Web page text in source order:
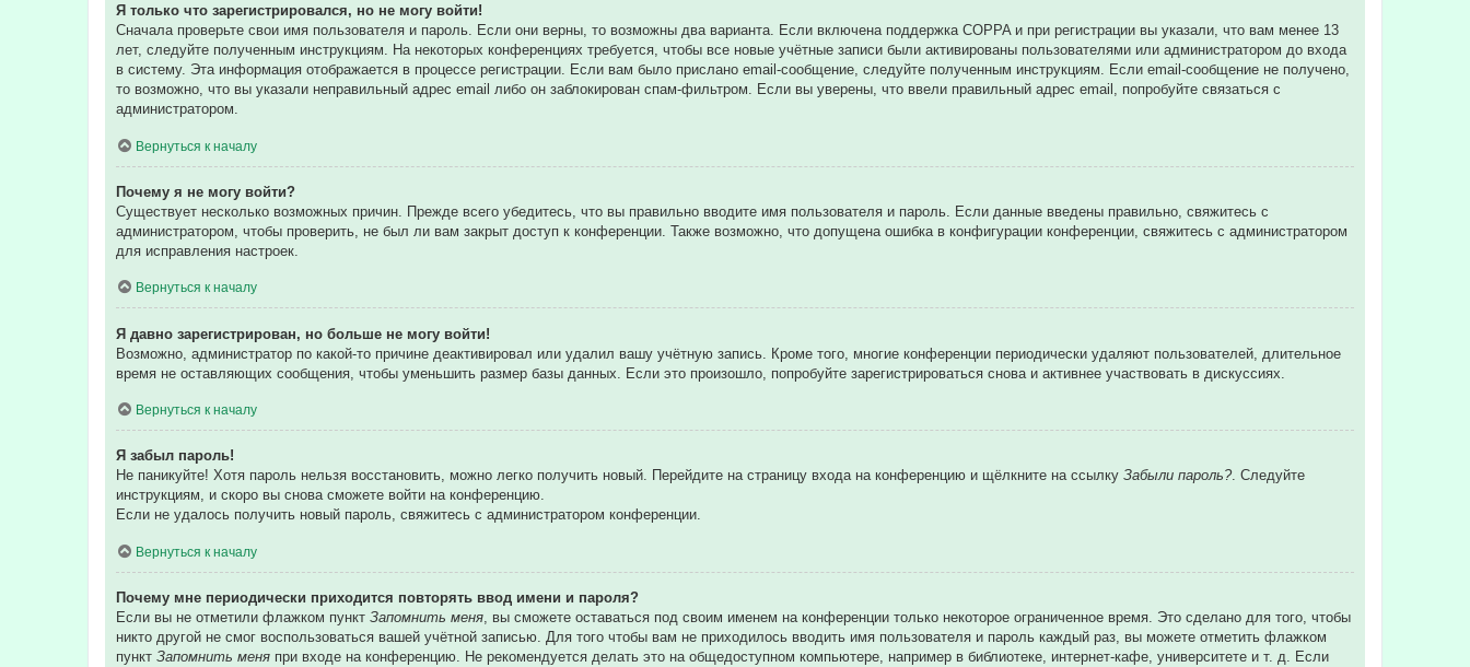
Я только что зарегистрировался, но не могу войти!
Сначала проверьте свои имя пользователя и пароль. Если они верны, то возможны два варианта. Если включена поддержка COPPA и при регистрации вы указали, что вам менее 13
лет, следуйте полученным инструкциям. На некоторых конференциях требуется, чтобы все новые учётные записи были активированы пользователями или администратором до входа
в систему. Эта информация отображается в процессе регистрации. Если вам было прислано email-сообщение, следуйте полученным инструкциям. Если email-сообщение не получено,
то возможно, что вы указали неправильный адрес email либо он заблокирован спам-фильтром. Если вы уверены, что ввели правильный адрес email, попробуйте связаться с
администратором.
Вернуться к началу
Почему я не могу войти?
Существует несколько возможных причин. Прежде всего убедитесь, что вы правильно вводите имя пользователя и пароль. Если данные введены правильно, свяжитесь с
администратором, чтобы проверить, не был ли вам закрыт доступ к конференции. Также возможно, что допущена ошибка в конфигурации конференции, свяжитесь с администратором
для исправления настроек.
Вернуться к началу
Я давно зарегистрирован, но больше не могу войти!
Возможно, администратор по какой-то причине деактивировал или удалил вашу учётную запись. Кроме того, многие конференции периодически удаляют пользователей, длительное
время не оставляющих сообщения, чтобы уменьшить размер базы данных. Если это произошло, попробуйте зарегистрироваться снова и активнее участвовать в дискуссиях.
Вернуться к началу
Я забыл пароль!
Не паникуйте! Хотя пароль нельзя восстановить, можно легко получить новый. Перейдите на страницу входа на конференцию и щёлкните на ссылку Забыли пароль?. Следуйте
инструкциям, и скоро вы снова сможете войти на конференцию.
Если не удалось получить новый пароль, свяжитесь с администратором конференции.
Вернуться к началу
Почему мне периодически приходится повторять ввод имени и пароля?
Если вы не отметили флажком пункт Запомнить меня, вы сможете оставаться под своим именем на конференции только некоторое ограниченное время. Это сделано для того, чтобы
никто другой не смог воспользоваться вашей учётной записью. Для того чтобы вам не приходилось вводить имя пользователя и пароль каждый раз, вы можете отметить флажком
пункт Запомнить меня при входе на конференцию. Не рекомендуется делать это на общедоступном компьютере, например в библиотеке, интернет-кафе, университете и т. д. Если